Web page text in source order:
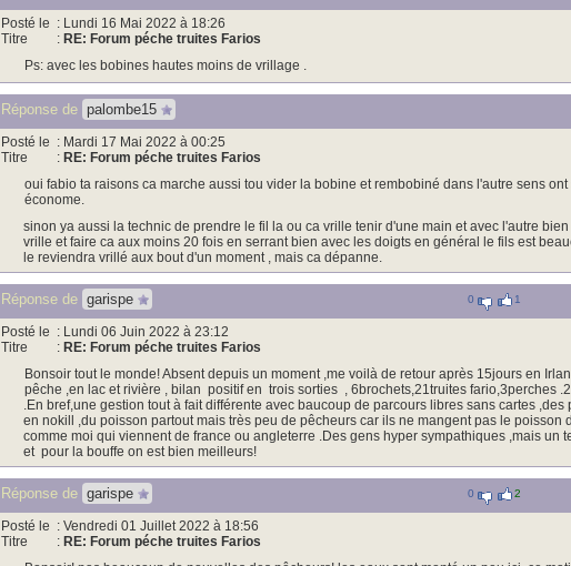
Posté le : Lundi 16 Mai 2022 à 18:26
Titre
: RE: Forum péche truites Farios
Ps: avec les bobines hautes moins de vrillage .
Réponse de palombe15
Posté le : Mardi 17 Mai 2022 à 00:25
Titre
: RE: Forum péche truites Farios
oui fabio ta raisons ca marche aussi tou vider la bobine et rembobiné dans l'autre sens
économe.
sinon ya aussi la technic de prendre le fil la ou ca vrille tenir d'une main et avec l'autre
vrille et faire ca aux moins 20 fois en serrant bien avec les doigts en général le fils est
le reviendra vrillé aux bout d'un moment , mais ca dépanne.
Réponse de garispe 0 1
Posté le : Lundi 06 Juin 2022 à 23:12
Titre
: RE: Forum péche truites Farios
Bonsoir tout le monde! Absent depuis un moment ,me voilà de retour après 15jours en
pêche ,en lac et rivière , bilan positif en trois sorties , 6brochets,21truites fario,3perches
.En bref,une gestion tout à fait différente avec baucoup de parcours libres sans cartes
en nokill ,du poisson partout mais très peu de pêcheurs car ils ne mangent pas le
comme moi qui viennent de france ou angleterre .Des gens hyper sympathiques ,mais un
et pour la bouffe on est bien meilleurs!
Réponse de garispe 0 2
Posté le : Vendredi 01 Juillet 2022 à 18:56
Titre
: RE: Forum péche truites Farios